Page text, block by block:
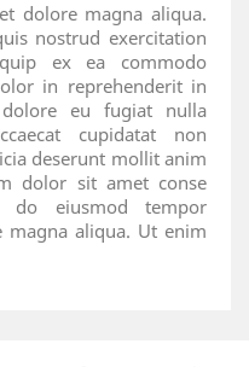
dolore magna aliqua.
nostrud exercitation
ex ea commodo
in reprehenderit in
eu fugiat nulla
cupidatat non
deserunt mollit anim
dolor sit amet conse
do eiusmod tempor
aliqua. Ut enim